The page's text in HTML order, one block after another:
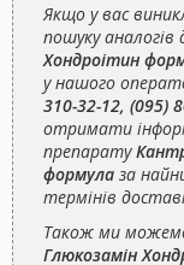
Якщо у вас
пошуку аналогів
Хондроітин
у нашого
310-32-12, (095)
отримати
препарату
формула за
термінів
Також ми
Глюкозамін